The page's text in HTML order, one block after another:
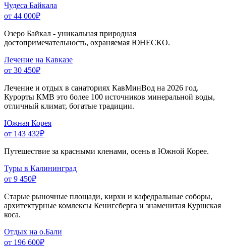
Чудеса Байкала
от 44 000₽
Озеро Байкал - уникальная природная
достопримечательность, охраняемая ЮНЕСКО.
Лечение на Кавказе
от 30 450₽
Лечение и отдых в санаториях КавМинВод на 2026 год.
Курорты КМВ это более 100 источников минеральной воды,
отличный климат, богатые традиции.
Южная Корея
от 143 432₽
Путешествие за красными кленами, осень в Южной Корее.
Туры в Калининград
от 9 450₽
Старые рыночные площади, кирхи и кафедральные соборы,
архитектурные комлексы Кенигсберга и знаменитая Куршская
коса.
Отдых на о.Бали
от 196 600₽